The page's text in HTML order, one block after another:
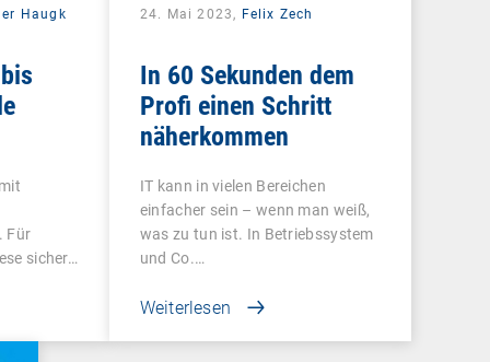
Haugk
Für
sicher…
24. Mai 2023, Felix Zech
In 60 Sekunden dem
Profi einen Schritt
näherkommen
IT kann in vielen Bereichen
einfacher sein – wenn man weiß,
was zu tun ist. In Betriebssystem
und Co.…
Weiterlesen